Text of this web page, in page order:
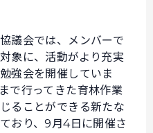
議会では、メンバーで
象に、活動がより充実
強会を開催していま
で行ってきた育林作業
ることができる新たな
おり、9月4日に開催さ